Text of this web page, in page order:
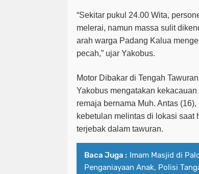
“Sekitar pukul 24.00 Wita,
melerai, namun massa sulit
arah warga Padang Kalua
pecah,” ujar Yakobus.
Motor Dibakar di Tengah Tawuran
Yakobus mengatakan kekacauan
remaja bernama Muh. Antas
kebetulan melintas di lokasi saat
terjebak dalam tawuran.
Baca Juga : Imam Masjid di
Penganiayaan Anak, Polisi